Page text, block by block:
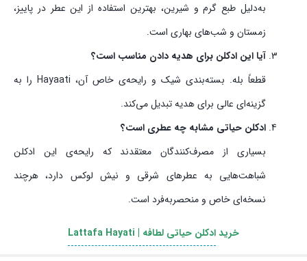
به‌دلیل طبع گرم و شیرین، بهترین استفاده از این عطر در پاییز،
زمستان و شب‌های بهاری است.
آیا این ادکلن برای هدیه دادن مناسب است؟
قطعاً بله. بسته‌بندی شیک و رایحه‌ی خاص آن، Hayaati را به
گزینه‌ای عالی برای هدیه تبدیل می‌کند.
ادکلن حیاتی مشابه چه عطری است؟
بسیاری از مصرف‌کنندگان معتقدند که رایحه‌ی این ادکلن
شباهت‌هایی به عطرهای شرقی و نیش لوکس دارد، هرچند
نسخه‌ای خاص و منحصربه‌فرد است.
خریدادکلن حیاتی لطافه | Lattafa Hayati